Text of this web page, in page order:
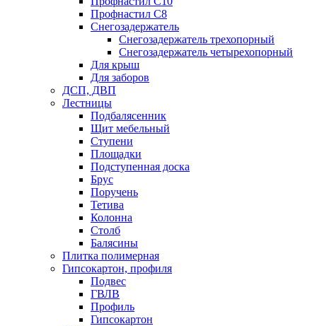
Профнастил С8
Снегозадержатель
Снегозадержатель трехопорный
Снегозадержатель четырехопорный
Для крыш
Для заборов
ДСП, ДВП
Лестницы
Подбалясенник
Щит мебельный
Ступени
Площадки
Подступенная доска
Брус
Поручень
Тетива
Колонна
Столб
Балясины
Плитка полимерная
Гипсокартон, профиля
Подвес
ГВЛВ
Профиль
Гипсокартон